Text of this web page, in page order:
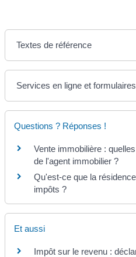
Textes de référence
Services en ligne et formulaires
Questions ? Réponses !
Vente immobilière :
de l'agent immobilier ?
Qu'est-ce que la
impôts ?
Et aussi
Impôt sur le revenu :